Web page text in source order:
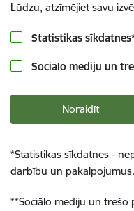
Lūdzu, atzīmējiet savu
Statistikas sīkdatnes
Sociālo mediju un
Noraidīt
*Statistikas sīkdatnes -
darbību un pakalpojumus.
**Sociālo mediju un trešo